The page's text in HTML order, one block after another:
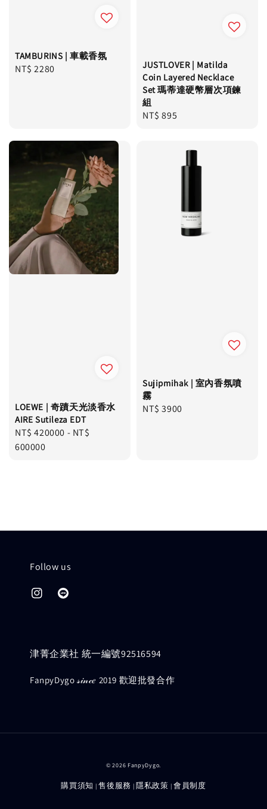
TAMBURINS | 車載香氛
Regular
NT$ 2280
JUSTLOVER | Matilda
Coin Layered Necklace
Set 瑪蒂達硬幣層次項鍊
組
Regular
NT$ 895
LOEWE | 奇蹟天光淡香水
AIRE Sutileza EDT
Regular
price
NT$ 420000 - NT$
600000
Sujipmihak | 室內香氛噴
霧
Regular
NT$ 3900
Follow us
津菁企業社 統一編號92516594
FanpyDygo 𝓈𝒾𝓃𝒸𝑒 2019 歡迎批發合作
© 2026 FanpyDygo.
購買須知 |售後服務 | 隱私政策 | 會員制度